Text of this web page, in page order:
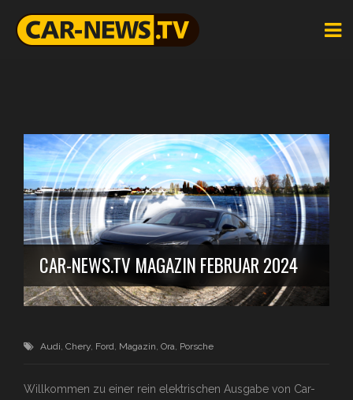
CAR-NEWS.TV MAGAZIN FEBRUAR 2024
Audi, Chery, Ford, Magazin, Ora, Porsche
Willkommen zu einer rein elektrischen Ausgabe von Car-